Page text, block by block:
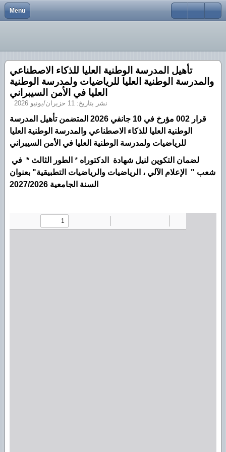
Menu Close
نيابة المديرية
البحث العلمي
المكتبة
الكليات
مركز تطوير المقاولاتية
الخدمات الإجتماعية
إتصل بنا
المستودع الرقمي
البوابة الوطنية للأشعار عن الأطروحات
بوابة المجلات العلمية
كتب و مؤلفات
كلية علوم الطبيعة والحياة وعلوم الأرض والكون
كلية الرياضيات و الإعلام الآلي
كلية الآداب واللغات
كلية العلوم الاجتماعية والإنسانية
كلية الحقوق والعلوم السياسية
كلية العلوم الاقتصادية والتجارية وعلوم التسيير
تأهيل المدرسة الوطنية العليا للذكاء الاصطناعي
والمدرسة الوطنية العليا للرياضيات ولمدرسة الوطنية
العليا في الأمن السيبراني
نشر بتاريخ: 11 حزيران/يونيو 2026
قرار 002 مؤرخ في 10 جانفي 2026 المتضمن تأهيل المدرسة
الوطنية العليا للذكاء الاصطناعي والمدرسة الوطنية العليا
للرياضيات و
لضمان التكوين لنيل شهادة
الدكتوراه * الطور الثالث * في
شعب " الإعلام الآلي ، الرياضيات والرياضيات التطبيقية" بعنوان
السنة الجامعية 2027/2026